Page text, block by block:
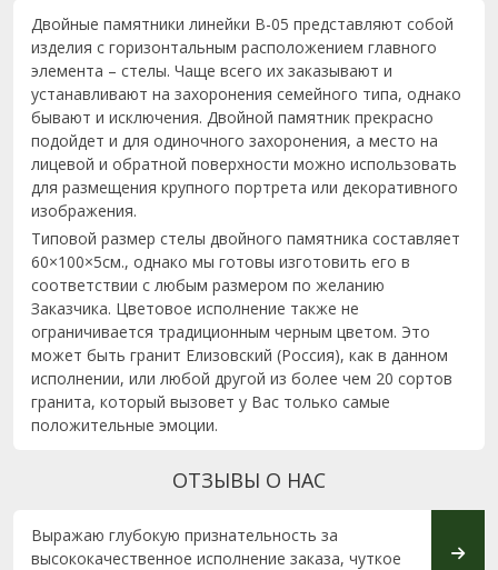
Двойные памятники линейки B-05 представляют собой
изделия с горизонтальным расположением главного
элемента – стелы. Чаще всего их заказывают и
устанавливают на захоронения семейного типа, однако
бывают и исключения. Двойной памятник прекрасно
подойдет и для одиночного захоронения, а место на
лицевой и обратной поверхности можно использовать
для размещения крупного портрета или декоративного
изображения.
Типовой размер стелы двойного памятника составляет
60×100×5см., однако мы готовы изготовить его в
соответствии с любым размером по желанию
Заказчика. Цветовое исполнение также не
ограничивается традиционным черным цветом. Это
может быть гранит Елизовский (Россия), как в данном
исполнении, или любой другой из более чем 20 сортов
гранита, который вызовет у Вас только самые
положительные эмоции.
ОТЗЫВЫ О НАС
Выражаю глубокую признательность за
высококачественное исполнение заказа, чуткое